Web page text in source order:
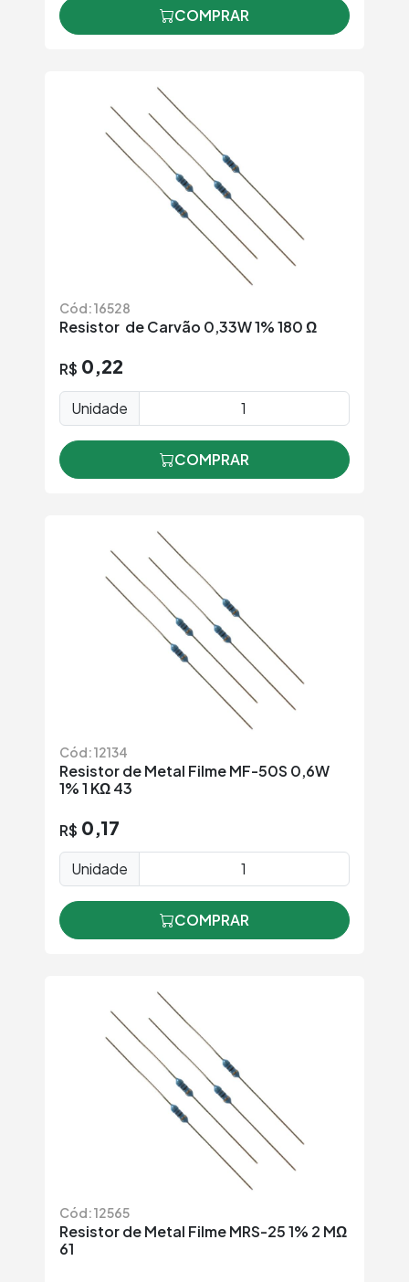
COMPRAR
Cód: 16528
Resistor de Carvão 0,33W 1% 180 Ω
R$ 0,22
Unidade
COMPRAR
Cód: 12134
Resistor de Metal Filme MF-50S 0,6W
1% 1 KΩ 43
R$ 0,17
Unidade
COMPRAR
Cód: 12565
Resistor de Metal Filme MRS-25 1% 2 MΩ
61